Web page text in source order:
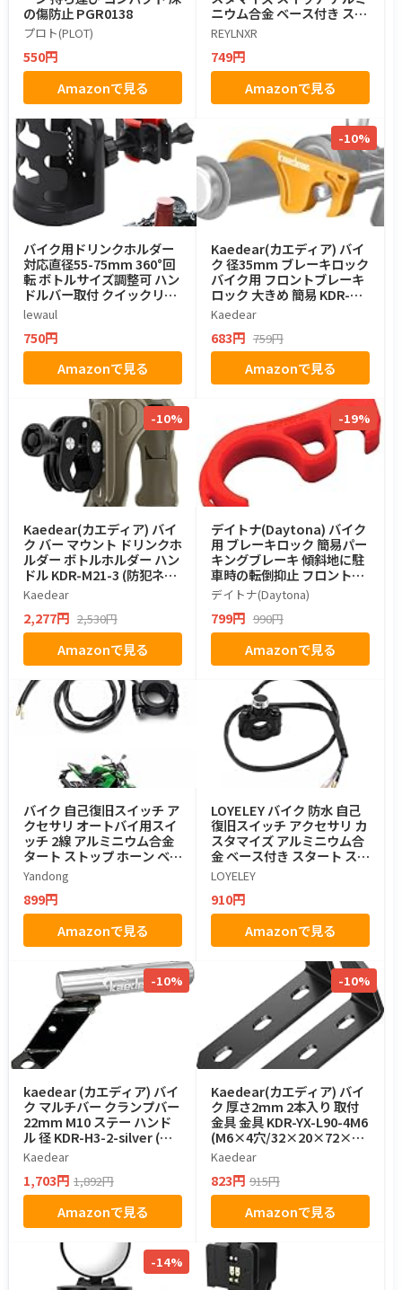
の傷防止 PGR0138
プロト(PLOT)
550円
Amazonで見る
ニウム合金 ベース付き スタ
ート ストップ ホーン 電源ス
イッチ（製品の内容：黒い
蓋、白い枠の金属自己復旧
スイッチ 2線-1個セット）
REYLNXR
749円
Amazonで見る
バイク用ドリンクホルダー
対応直径55-75mm 360°回
転 ボトルサイズ調整可 ハン
ドルバー取付 クイックリリ
ース ボトルホルダー 水筒・
ペットボトル対応 ATV・自
転車用
lewaul
750円
Amazonで見る
-10%
Kaedear(カエディア) バイ
ク 径35mm ブレーキロック
バイク用 フロントブレーキ
ロック 大きめ 簡易 KDR-SS
T1 (イエロー)
Kaedear
683円 759円
Amazonで見る
-10%
Kaedear(カエディア) バイ
ク バー マウント ドリンクホ
ルダー ボトルホルダー ハン
ドル KDR-M21-3 (防犯ネジ/
ミリタリーグリーン)
Kaedear
2,277円 2,530円
Amazonで見る
-19%
デイトナ(Daytona) バイク
用 ブレーキロック 簡易パー
キングブレーキ 傾斜地に駐
車時の転倒抑止 フロントブ
レーキロック レッド 96994
デイトナ(Daytona)
799円 990円
Amazonで見る
バイク 自己復旧スイッチ ア
クセサリ オートバイ用スイ
ッチ 2線 アルミニウム合金
タート ストップ ホーン ベー
ス付き ブラック （1個入
り）
Yandong
899円
Amazonで見る
LOYELEY バイク 防水 自己
復旧スイッチ アクセサリ カ
スタマイズ アルミニウム合
金 ベース付き スタート スト
ップ ホーン 電源スイッチ 取
付け 簡単
LOYELEY
910円
Amazonで見る
-10%
kaedear (カエディア) バイ
ク マルチバー クランプバー
22mm M10 ステー ハンド
ル 径 KDR-H3-2-silver (シ
ルバー)
Kaedear
1,703円 1,892円
Amazonで見る
-10%
Kaedear(カエディア) バイ
ク 厚さ2mm 2本入り 取付
金具 金具 KDR-YX-L90-4M6
(M6×4穴/32×20×72×2.5
mm)
Kaedear
823円 915円
Amazonで見る
-14%